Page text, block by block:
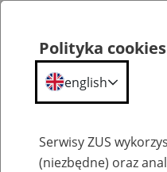
Polityka cookies
english
Serwisy ZUS
(niezbędne) oraz